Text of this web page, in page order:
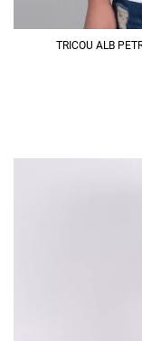
TRICOU ALB